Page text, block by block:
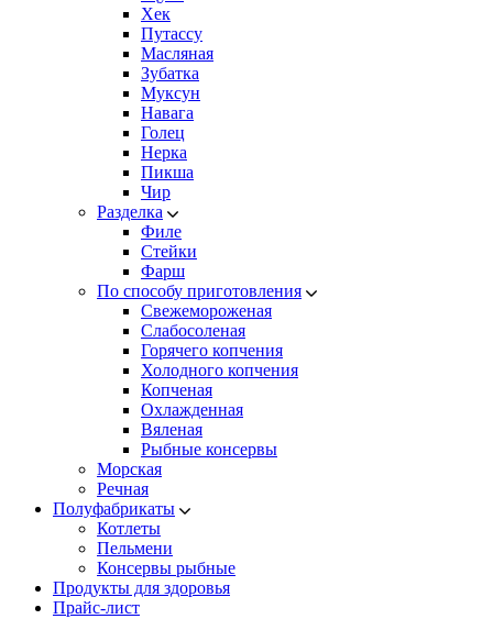
Хек
Путассу
Масляная
Зубатка
Муксун
Навага
Голец
Нерка
Пикша
Чир
Разделка
Филе
Стейки
Фарш
По способу приготовления
Свежемороженая
Cлабосоленая
Горячего копчения
Холодного копчения
Копченая
Охлажденная
Вяленая
Рыбные консервы
Морская
Речная
Полуфабрикаты
Котлеты
Пельмени
Консервы рыбные
Продукты для здоровья
Прайс-лист